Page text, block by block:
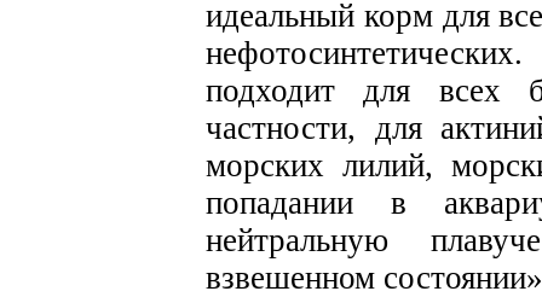
идеальный корм для
подходит для всех
частности, для
морских лилий,
попадании в
нейтральную
взвешенном